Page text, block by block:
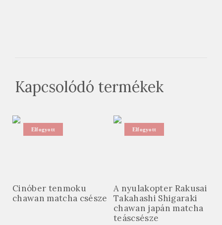
Kapcsolódó termékek
Elfogyott
Cinóber tenmoku
chawan matcha csésze
Elfogyott
A nyulakopter Rakusai
Takahashi Shigaraki
chawan japán matcha
teáscsésze